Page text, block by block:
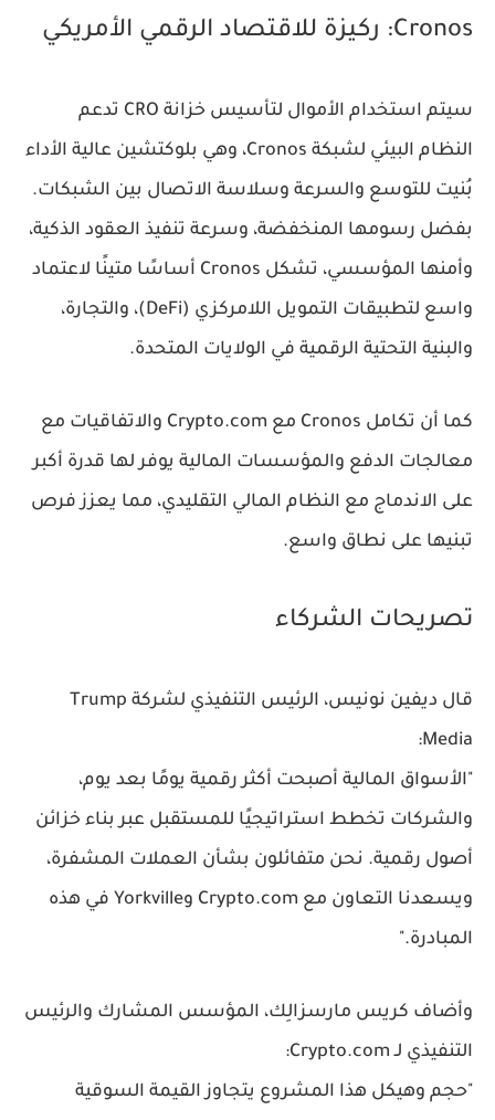
Cronos: ركيزة للاقتصاد الرقمي الأمريكي
سيتم استخدام الأموال لتأسيس خزانة CRO تدعم
النظام البيئي لشبكة Cronos، وهي بلوكتشين عالية الأداء
بُنيت للتوسع والسرعة وسلاسة الاتصال بين الشبكات.
بفضل رسومها المنخفضة، وسرعة تنفيذ العقود الذكية،
وأمنها المؤسسي، تشكل Cronos أساسًا متينًا لاعتماد
واسع لتطبيقات التمويل اللامركزي (DeFi)، والتجارة،
والبنية التحتية الرقمية في الولايات المتحدة.
كما أن تكامل Cronos مع Crypto.com والاتفاقيات مع
معالجات الدفع والمؤسسات المالية يوفر لها قدرة أكبر
على الاندماج مع النظام المالي التقليدي، مما يعزز فرص
تبنيها على نطاق واسع.
تصريحات الشركاء
قال ديفين نونيس
، الرئيس التنفيذي لشركة Trump
Media:
"الأسواق المالية أصبحت أكثر رقمية يومًا بعد يوم،
والشركات تخطط استراتيجيًا للمستقبل عبر بناء خزائن
أصول رقمية. نحن متفائلون بشأن العملات المشفرة،
ويسعدنا التعاون مع Crypto.com وYorkville في هذه
المبادرة."
وأضاف كريس مارسزالِك، المؤسس المشارك والرئيس
التنفيذي لـ Crypto.com:
"حجم وهيكل هذا المشروع يتجاوز القيمة السوقية